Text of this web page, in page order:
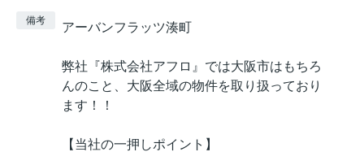
備考 アーバンフラッツ湊町
弊社『株式会社アフロ』では大阪市はもちろ
んのこと、大阪全域の物件を取り扱っており
ます！！
【当社の一押しポイント】